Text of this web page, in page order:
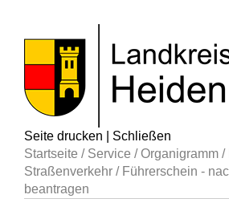
Seite drucken
Schließen
Startseite / Service /Organigramm /
Straßenverkehr / Führerschein -
beantragen